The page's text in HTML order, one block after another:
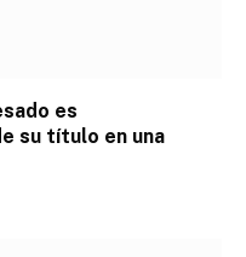
es
su título en una